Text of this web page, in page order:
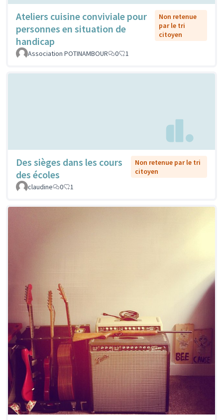
Ateliers cuisine conviviale pour
personnes en situation de
handicap
Non retenue
par le tri
citoyen
Association POTINAMBOUR 0 1
Des sièges dans les cours
des écoles
Non retenue par le tri
citoyen
claudine
0 1